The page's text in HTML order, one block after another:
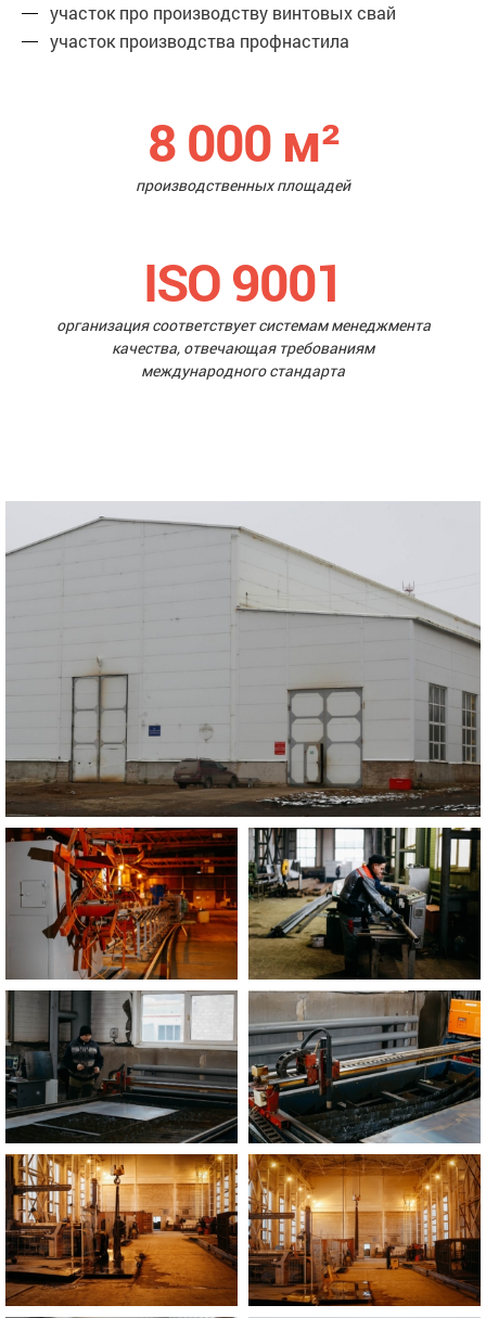
участок про производству винтовых свай
участок производства профнастила
8 000 м²
производственных площадей
ISO 9001
организация соответствует системам менеджмента
качества, отвечающая требованиям
международного стандарта